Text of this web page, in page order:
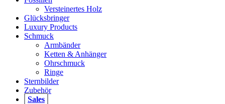
werden
Versteinertes Holz
Glücksbringer
Luxury Products
Schmuck
Armbänder
Ketten & Anhänger
Ohrschmuck
Ringe
Sternbilder
Zubehör
Sales